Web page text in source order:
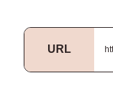
URL